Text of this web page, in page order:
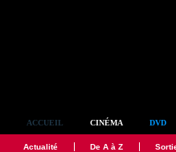
ACCUEIL CINÉMA DVD
Actualité De A à Z